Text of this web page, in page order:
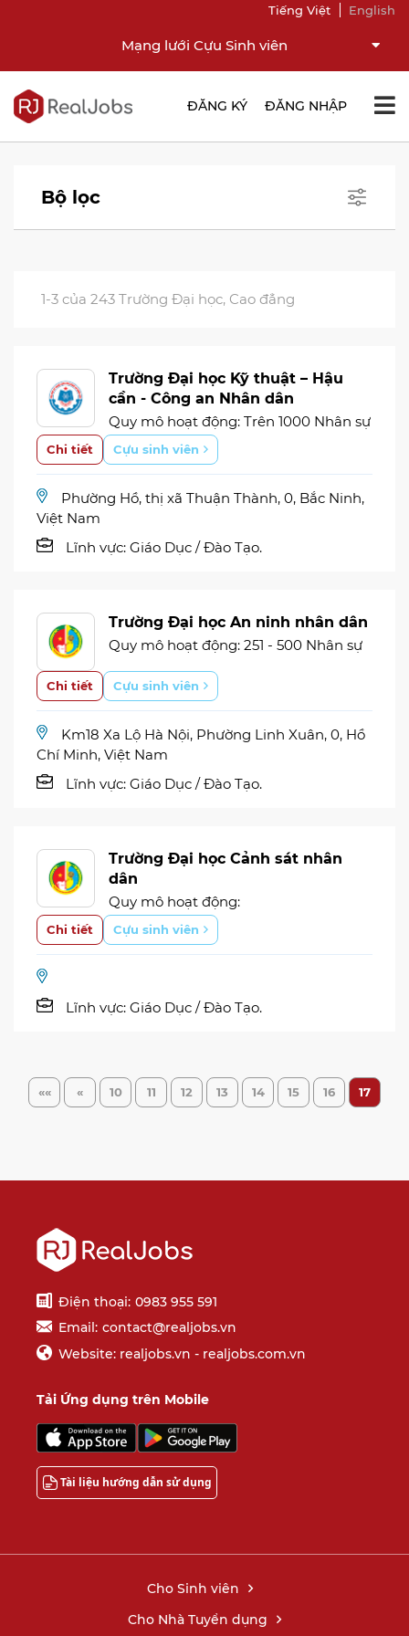
Mạng lưới Cựu Sinh viên
Tiếng Việt English
ĐĂNG KÝ ĐĂNG NHẬP
Bộ lọc
1-3 của 243 Trường Đại học, Cao đẳng
Trường Đại học Kỹ thuật – Hậu
cần - Công an Nhân dân
Quy mô hoạt động: Trên 1000 Nhân sự
Chi tiết Cựu sinh viên
Phường Hồ, thị xã Thuận Thành, 0, Bắc Ninh,
Việt Nam
Lĩnh vực: Giáo Dục / Đào Tạo.
Trường Đại học An ninh nhân dân
Quy mô hoạt động: 251 - 500 Nhân sự
Chi tiết Cựu sinh viên
Km18 Xa Lộ Hà Nội, Phường Linh Xuân, 0, Hồ
Chí Minh, Việt Nam
Lĩnh vực: Giáo Dục / Đào Tạo.
Trường Đại học Cảnh sát nhân
dân
Quy mô hoạt động:
Chi tiết Cựu sinh viên
Lĩnh vực: Giáo Dục / Đào Tạo.
«« « 10 11 12 13 14 15 16 17
Điện thoại: 0983 955 591
Email: contact@realjobs.vn
Website: realjobs.vn - realjobs.com.vn
Tải Ứng dụng trên Mobile
Tài liệu hướng dẫn sử dụng
Cho Sinh viên
Cho Nhà Tuyển dụng